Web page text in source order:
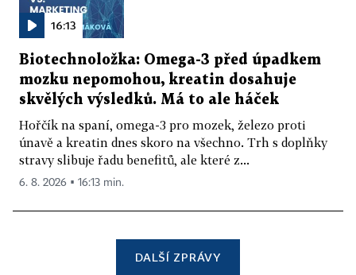
16:13
Biotechnoložka: Omega-3 před úpadkem
mozku nepomohou, kreatin dosahuje
skvělých výsledků. Má to ale háček
Hořčík na spaní, omega-3 pro mozek, železo proti
únavě a kreatin dnes skoro na všechno. Trh s doplňky
stravy slibuje řadu benefitů, ale které z...
6. 8. 2026 ▪ 16:13 min.
DALŠÍ ZPRÁVY